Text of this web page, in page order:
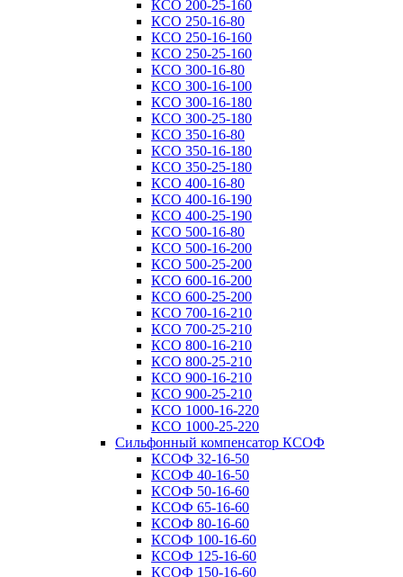
КСО 200-25-160
КСО 250-16-80
КСО 250-16-160
КСО 250-25-160
КСО 300-16-80
КСО 300-16-100
КСО 300-16-180
КСО 300-25-180
КСО 350-16-80
КСО 350-16-180
КСО 350-25-180
КСО 400-16-80
КСО 400-16-190
КСО 400-25-190
КСО 500-16-80
КСО 500-16-200
КСО 500-25-200
КСО 600-16-200
КСО 600-25-200
КСО 700-16-210
КСО 700-25-210
КСО 800-16-210
КСО 800-25-210
КСО 900-16-210
КСО 900-25-210
КСО 1000-16-220
КСО 1000-25-220
Сильфонный компенсатор КСОФ
КСОФ 32-16-50
КСОФ 40-16-50
КСОФ 50-16-60
КСОФ 65-16-60
КСОФ 80-16-60
КСОФ 100-16-60
КСОФ 125-16-60
КСОФ 150-16-60